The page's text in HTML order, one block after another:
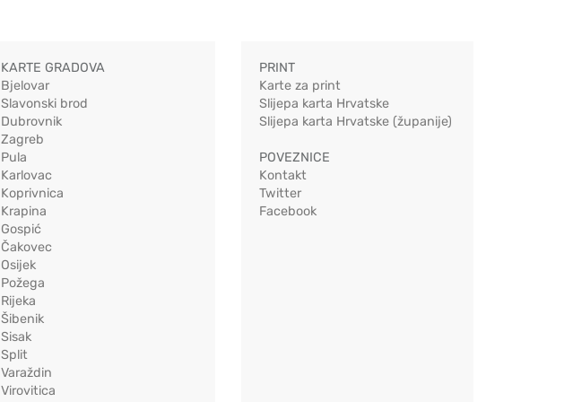
KARTE GRADOVA
Bjelovar
Slavonski brod
Dubrovnik
Zagreb
Pula
Karlovac
Koprivnica
Krapina
Gospić
Čakovec
Osijek
Požega
Rijeka
Šibenik
Sisak
Split
Varaždin
Virovitica
PRINT
Karte za print
Slijepa karta Hrvatske
Slijepa karta Hrvatske (županije)
POVEZNICE
Kontakt
Twitter
Facebook